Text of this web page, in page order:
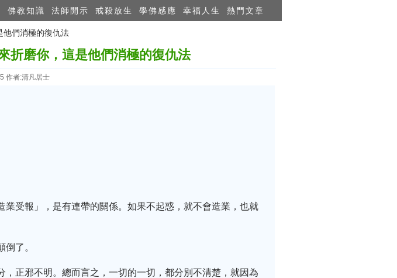
佛教知識 法師開示 戒殺放生 學佛感應 幸福人生 熱門文章
他們消極的復仇法
折磨你，這是他們消極的復仇法
作者:清凡居士
受報」，是有連帶的關係。如果不起惑，就不會造業，也就
了。
正邪不明。總而言之，一切的一切，都分別不清楚，就因為